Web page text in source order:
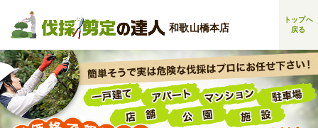
和歌山橋本店
トップへ
戻る